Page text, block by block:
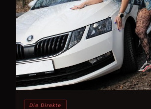
Die Direkte